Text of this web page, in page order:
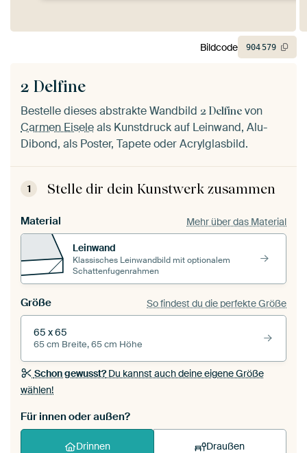
2 Delfine
Bestelle dieses abstrakte Wandbild 2 Delfine von
Carmen Eiseleals Kunstdruck auf Leinwand, Alu-
Dibond, als Poster, Tapete oder Acrylglasbild.
1 Stelle dir dein Kunstwerk zusammen
Material Mehr über das Material
Leinwand
Klassisches Leinwandbild mit optionalem
Schattenfugenrahmen
Größe So findest du die perfekte Größe
65 x 65
65 cm Breite, 65 cm Höhe
Schon gewusst?Du kannst auch deine eigene Größe
wählen!
Für innen oder außen?
Drinnen Draußen
Bildcode 904579